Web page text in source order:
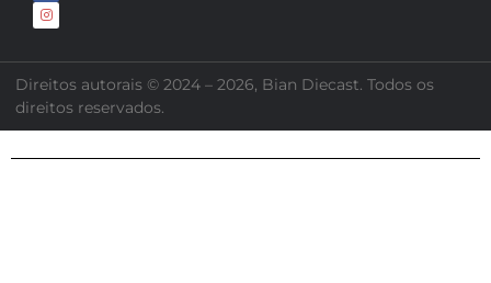
Direitos autorais © 2024 – 2026, Bian Diecast. Todos os
direitos reservados.